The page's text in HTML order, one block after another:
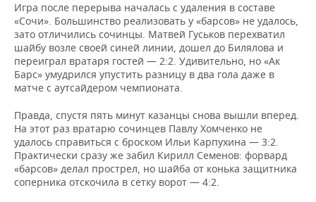
Игра после перерыва началась с удаления в составе
«Сочи». Большинство реализовать у «барсов» не удалось,
зато отличились сочинцы. Матвей Гуськов перехватил
шайбу возле своей синей линии, дошел до Билялова и
переиграл вратаря гостей — 2:2. Удивительно, но «Ак
Барс» умудрился упустить разницу в два гола даже в
матче с аутсайдером чемпионата.
Правда, спустя пять минут казанцы снова вышли вперед.
На этот раз вратарю сочинцев Павлу Хомченко не
удалось справиться с броском Ильи Карпухина — 3:2.
Практически сразу же забил Кирилл Семенов: форвард
«барсов» делал прострел, но шайба от конька защитника
соперника отскочила в сетку ворот — 4:2.